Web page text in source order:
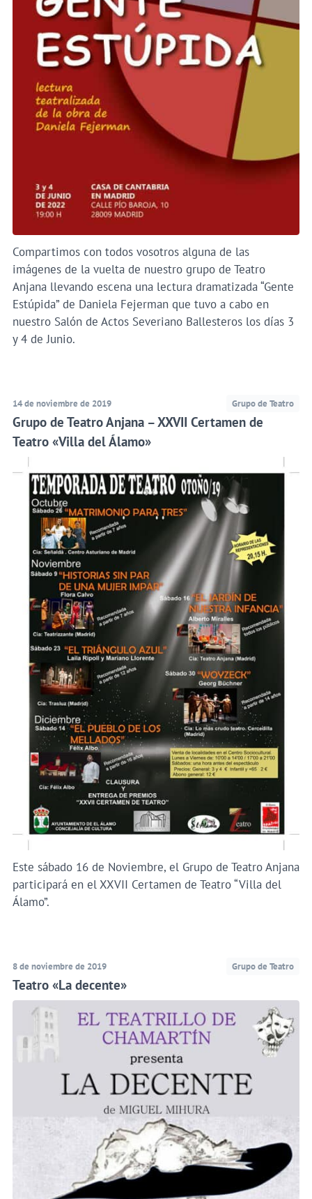
Compartimos con todos vosotros alguna de las
imágenes de la vuelta de nuestro grupo de Teatro
Anjana llevando escena una lectura dramatizada “Gente
Estúpida” de Daniela Fejerman que tuvo a cabo en
nuestro Salón de Actos Severiano Ballesteros los días 3
y 4 de Junio.
14 de noviembre de 2019 Grupo de Teatro
Grupo de Teatro Anjana – XXVII Certamen de
Teatro «Villa del Álamo»
Este sábado 16 de Noviembre, el Grupo de Teatro Anjana
participará en el XXVII Certamen de Teatro “Villa del
Álamo”.
8 de noviembre de 2019 Grupo de Teatro
Teatro «La decente»